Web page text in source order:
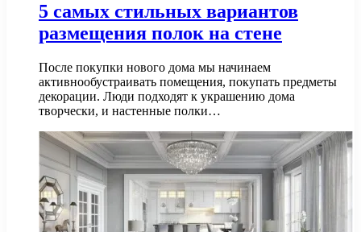
5 самых стильных вариантов
размещения полок на стене
После покупки нового дома мы начинаем
активнообустраивать помещения, покупать предметы
декорации. Люди подходят к украшению дома
творчески, и настенные полки…